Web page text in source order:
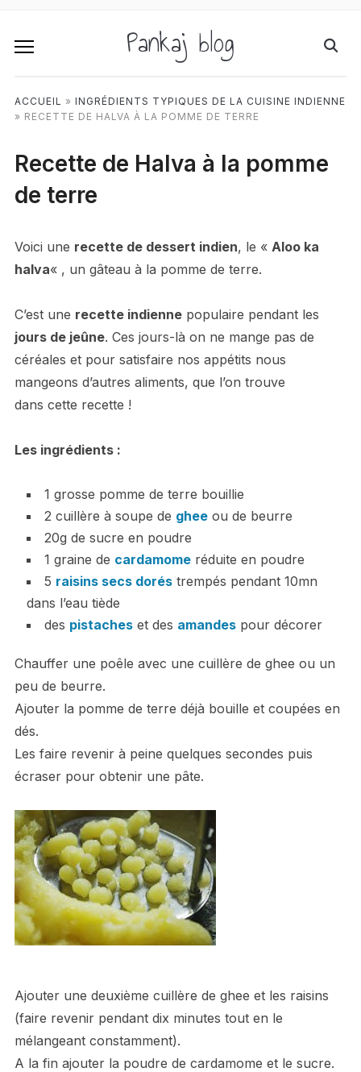
Pankaj blog
ACCUEIL » INGRÉDIENTS TYPIQUES DE LA CUISINE INDIENNE
» RECETTE DE HALVA À LA POMME DE TERRE
Recette de Halva à la pomme
de terre
Voici une recette de dessert indien, le « Aloo ka
halva« , un gâteau à la pomme de terre.
C’est une recette indiennepopulaire pendant les
jours de jeûne. Ces jours-là on ne mange pas de
céréales et pour satisfaire nos appétits nous
mangeons d’autres aliments, que l’on trouve
dans cette recette !
Les ingrédients :
1 grosse pomme de terre bouillie
2 cuillère à soupe de gheeou de beurre
20g de sucre en poudre
1 graine de cardamomeréduite en poudre
5 raisins secs doréstrempés pendant 10mn
dans l’eau tiède
des pistacheset des amandespour décorer
Chauffer une poêle avec une cuillère de ghee ou un
peu de beurre.
Ajouter la pomme de terre déjà bouille et coupées en
dés.
Les faire revenir à peine quelques secondes puis
écraser pour obtenir une pâte.
Ajouter une deuxième cuillère de ghee et les raisins
(faire revenir pendant dix minutes tout en le
mélangeant constamment).
A la fin ajouter la poudre de cardamome et le sucre.